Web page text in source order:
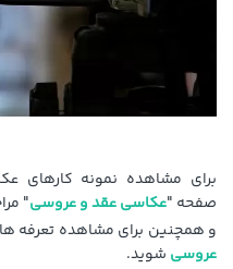
برای مشاهده نمونه کارهای
صفحه "عکاسی عقد و عروسی"
و همچنین برای مشاهده تعرفه
عروسی شوید.